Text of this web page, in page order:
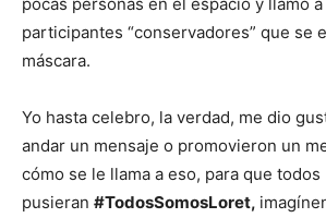
pocas personas en el espacio y llamó
participantes “conservadores” que se
máscara.
Yo hasta celebro, la verdad, me dio
andar un mensaje o promovieron un
cómo se le llama a eso, para que todos
pusieran #TodosSomosLoret,